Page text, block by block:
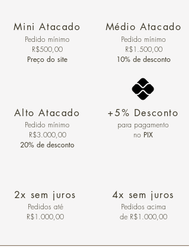
Mini Atacado
Pedido ​mínimo
R$500,00
Preço do site
Alto Atacado
Pedido mínimo
R$3.000,00
20% de desconto
2x sem juros
Pedidos até
R$1.000,00
Médio Atacado
Pedido mínimo
R$1.500,00
10% de desconto
+5% Desconto
para pagamento
no PIX
4x sem juros
Pedidos acima
de R$1.000,00